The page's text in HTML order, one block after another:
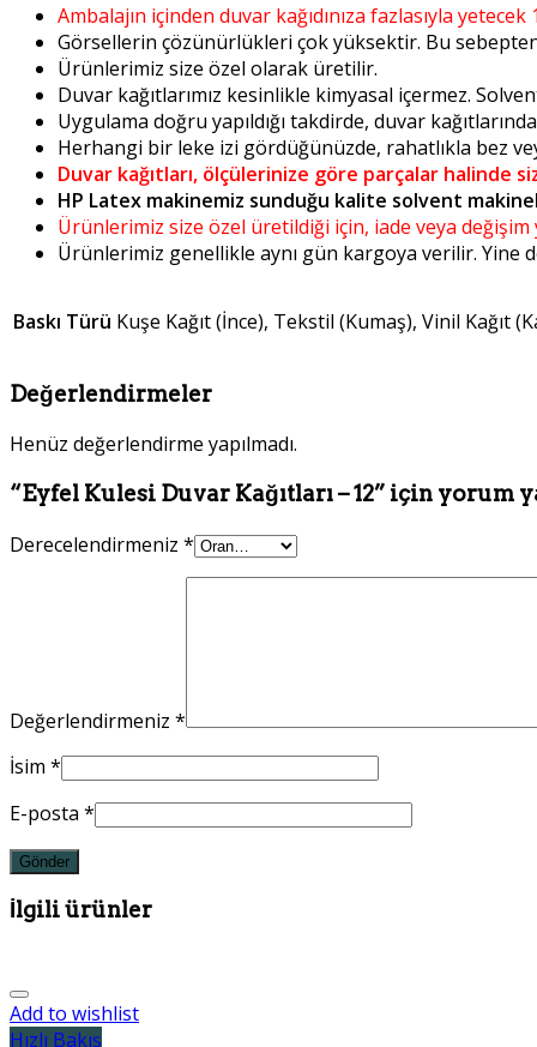
Ambalajın içinden duvar kağıdınıza fazlasıyla
Görsellerin çözünürlükleri çok yüksektir. Bu
Ürünlerimiz size özel olarak üretilir.
Duvar kağıtlarımız kesinlikle kimyasal içermez.
Uygulama doğru yapıldığı takdirde, duvar
Herhangi bir leke izi gördüğünüzde, rahatlıkla bez
Duvar kağıtları, ölçülerinize göre parçalar halinde
HP Latex makinemiz sunduğu kalite solvent
Ürünlerimiz size özel üretildiği için, iade veya değişim
Ürünlerimiz genellikle aynı gün kargoya verilir. Yine
Baskı Türü Kuşe Kağıt (İnce), Tekstil (Kumaş), Vinil Kağıt
Değerlendirmeler
Henüz değerlendirme yapılmadı.
“Eyfel Kulesi Duvar Kağıtları – 12” için yorum
Derecelendirmeniz *
Değerlendirmeniz *
İsim *
E-posta *
İlgili ürünler
Add to wishlist
Hızlı Bakış